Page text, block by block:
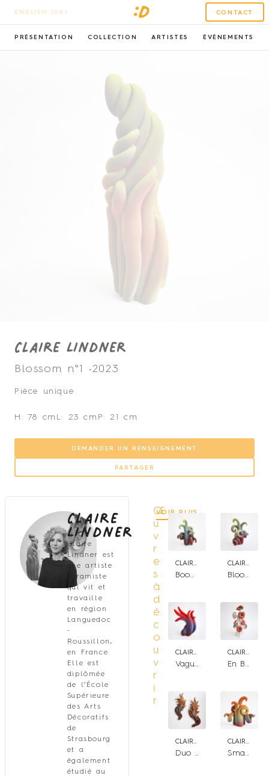
ENGLISH (UK) CONTACT
PRÉSENTATION COLLECTION ARTISTES ÉVÉNEMENTS
Claire Lindner
Blossom n°1 •2023
Pièce unique
H: 78 cm L: 23 cm P: 21 cm
DEMANDER UN RENSEIGNEMENT
PARTAGER
Claire
Lindner
Claire
Lindner est
une artiste
céramiste
qui vit et
travaille
en région
Languedoc
-
Roussillon,
en France.
Elle est
diplômée
de l’École
Supérieure
des Arts
Décoratifs
de
Strasbourg
et a
également
étudié au
Œ
u
v
r
e
s
à
d
é
c
o
u
v
r
i
r
VOIR PLUS
CLAIRE LINDNER
Booming bloom n.3
CLAIRE LINDNER
Blooming Bloom n.2
CLAIRE LINDNER
Vague de chaleur
CLAIRE LINDNER
En Bouquet
CLAIRE LINDNER
Duo Flame Flower
CLAIRE LINDNER
Small Bloom n°2